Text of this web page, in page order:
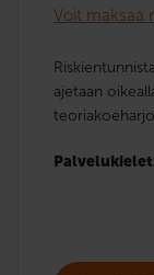
Voit maksaa
ajetaan